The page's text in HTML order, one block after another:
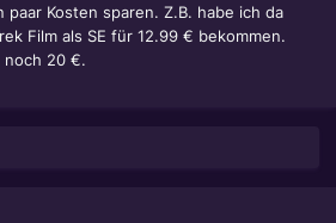
Kosten sparen. Z.B. habe ich da
Film als SE für 12.99 € bekommen.
noch 20 €.